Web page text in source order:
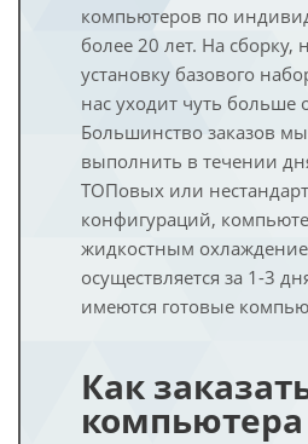
компьютеров по
более 20 лет. На сборку,
установку базового
нас уходит чуть больше
Большинство заказов
выполнить в течении
ТОПовых или
конфигураций,
жидкостным
осуществляется за 1-3
имеются готовые
Как
компьютера